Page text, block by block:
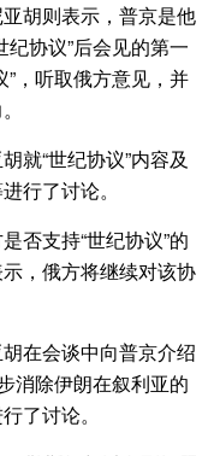
胡则表示，普京是他
协议”后会见的第一
，听取俄方意见，并
“世纪协议”内容及
行了讨论。
支持“世纪协议”的
，俄方将继续对该协
在会谈中向普京介绍
消除伊朗在叙利亚的
了讨论。